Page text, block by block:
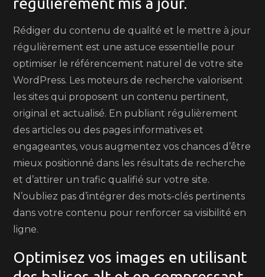
Rédiger du contenu de qualité et le mettre à jour
régulièrement est une astuce essentielle pour
optimiser le référencement naturel de votre site
WordPress. Les moteurs de recherche valorisent
les sites qui proposent un contenu pertinent,
original et actualisé. En publiant régulièrement
des articles ou des pages informatives et
engageantes, vous augmentez vos chances d’être
mieux positionné dans les résultats de recherche
et d’attirer un trafic qualifié sur votre site.
N’oubliez pas d’intégrer des mots-clés pertinents
dans votre contenu pour renforcer sa visibilité en
ligne.
Optimisez vos images en utilisant